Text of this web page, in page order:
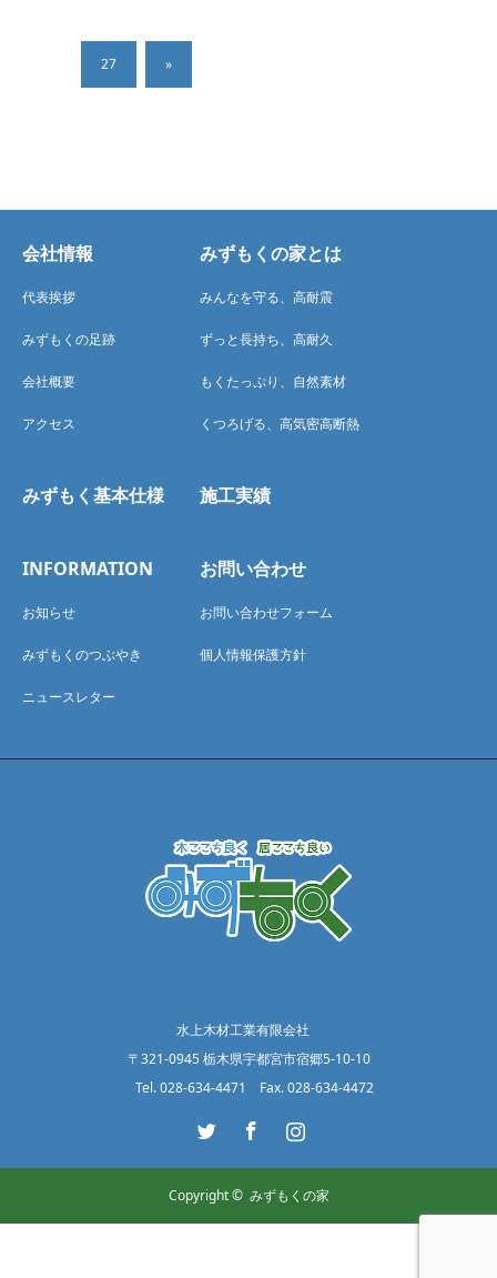
27 »
会社情報
代表挨拶
みずもくの足跡
会社概要
アクセス
みずもくの家とは
みんなを守る、高耐震
ずっと長持ち、高耐久
もくたっぷり、自然素材
くつろげる、高気密高断熱
みずもく基本仕様 施工実績
INFORMATION
お知らせ
みずもくのつぶやき
ニュースレター
お問い合わせ
お問い合わせフォーム
個人情報保護方針
水上木材工業有限会社
〒321-0945 栃木県宇都宮市宿郷5-10-10
Tel. 028-634-4471 Fax. 028-634-4472
Copyright © みずもくの家